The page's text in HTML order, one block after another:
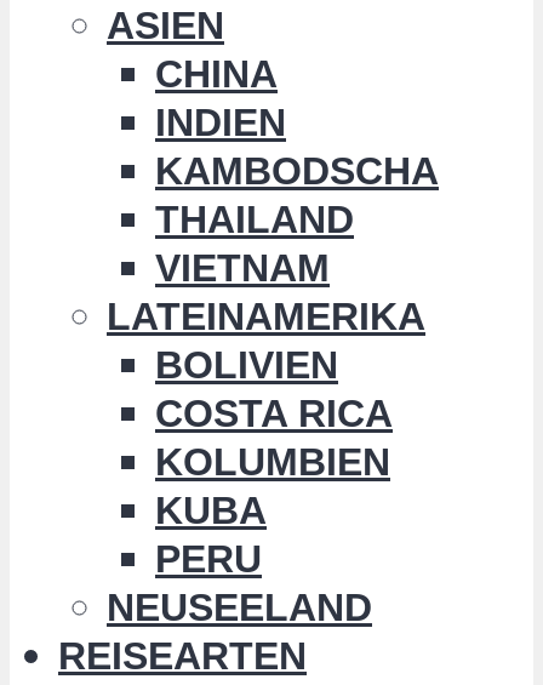
ASIEN
CHINA
INDIEN
KAMBODSCHA
THAILAND
VIETNAM
LATEINAMERIKA
BOLIVIEN
COSTA RICA
KOLUMBIEN
KUBA
PERU
NEUSEELAND
REISEARTEN